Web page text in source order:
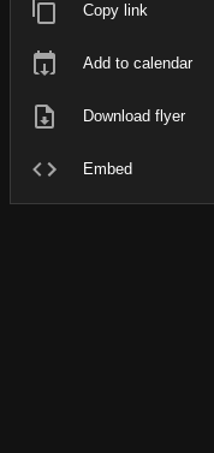
Copy link
Add to calendar
Download flyer
Embed